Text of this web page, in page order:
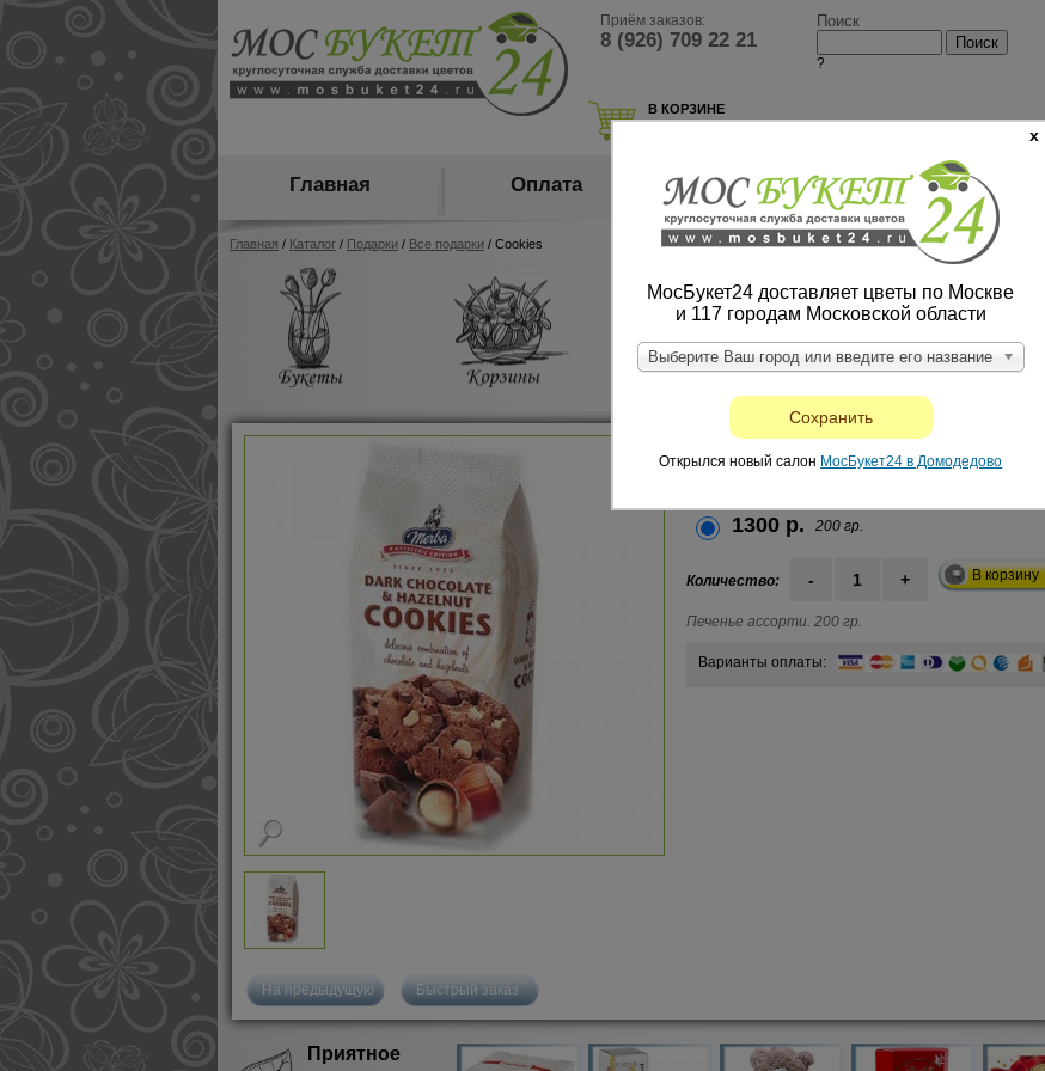
x
МосБукет24 доставляет цветы по Москве
и 117 городам Московской области
Выберите Ваш город или введите его название
Сохранить
Открылся новый салон МосБукет24 в Домодедово
Приём заказов:
8 (926) 709 22 21
Поиск
?
В КОРЗИНЕ
нет товаров
Главная Оплата Каталог Доставка
Главная / Каталог / Подарки / Все подарки / Cookies
На предыдущую Быстрый заказ
Cookies
1300 р. 200 гр.
Количество: - 1 + В корзину
Печенье ассорти. 200 гр.
Варианты оплаты:
Приятное